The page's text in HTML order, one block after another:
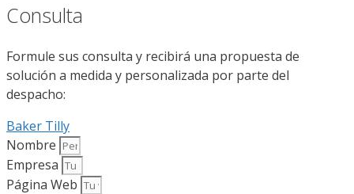
Consulta
Formule sus consulta y recibirá una propuesta de
solución a medida y personalizada por parte del
despacho:
Baker Tilly
Nombre
Empresa
Página Web